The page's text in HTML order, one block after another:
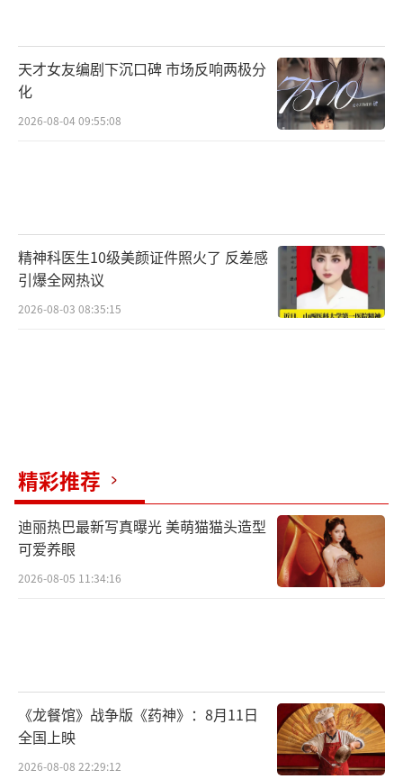
天才女友编剧下沉口碑 市场反响两极分
化
2026-08-04 09:55:08
精神科医生10级美颜证件照火了 反差感
引爆全网热议
2026-08-03 08:35:15
精彩推荐
迪丽热巴最新写真曝光 美萌猫猫头造型
可爱养眼
2026-08-05 11:34:16
《龙餐馆》战争版《药神》：8月11日
全国上映
2026-08-08 22:29:12